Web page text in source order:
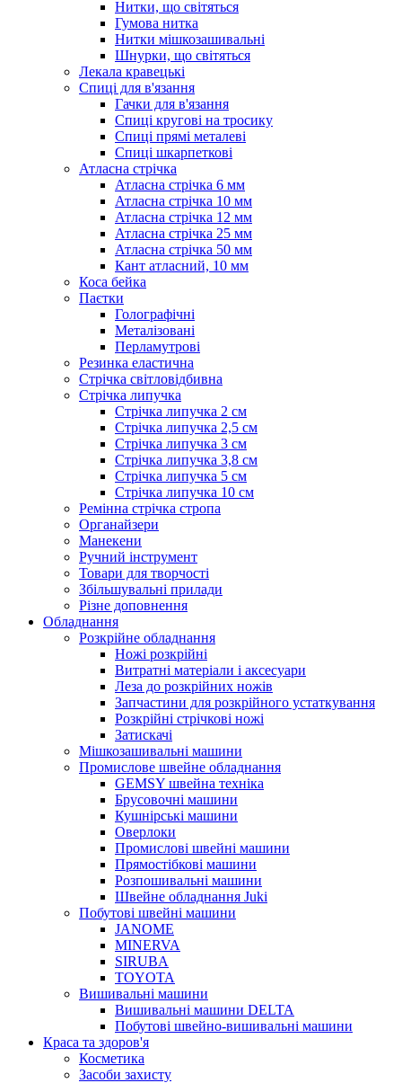
Нитки, що світяться
Гумова нитка
Нитки мішкозашивальні
Шнурки, що світяться
Лекала кравецькі
Cпиці для в'язання
Гачки для в'язання
Спиці кругові на тросику
Спиці прямі металеві
Спиці шкарпеткові
Атласна стрічка
Атласна стрічка 6 мм
Атласна стрічка 10 мм
Атласна стрічка 12 мм
Атласна стрічка 25 мм
Атласна стрічка 50 мм
Кант атласний, 10 мм
Коса бейка
Паєтки
Голографічні
Металізовані
Перламутрові
Резинка еластична
Стрічка світловідбивна
Стрічка липучка
Стрічка липучка 2 см
Стрічка липучка 2,5 см
Стрічка липучка 3 см
Стрічка липучка 3,8 см
Стрічка липучка 5 см
Стрічка липучка 10 см
Ремінна стрічка стропа
Органайзери
Манекени
Ручний інструмент
Товари для творчості
Збільшувальні прилади
Різне доповнення
Обладнання
Розкрійне обладнання
Ножі розкрійні
Витратні матеріали і аксесуари
Леза до розкрійних ножів
Запчастини для розкрійного устаткування
Розкрійні стрічкові ножі
Затискачі
Мішкозашивальні машини
Промислове швейне обладнання
GEMSY швейна техніка
Брусовочні машини
Кушнірські машини
Оверлоки
Промислові швейні машини
Прямостібкові машини
Розпошивальні машини
Швейне обладнання Juki
Побутові швейні машини
JANOME
MINERVA
SIRUBA
TOYOTA
Вишивальні машини
Вишивальні машини DELTA
Побутові швейно-вишивальні машини
Краса та здоров'я
Косметика
Засоби захисту